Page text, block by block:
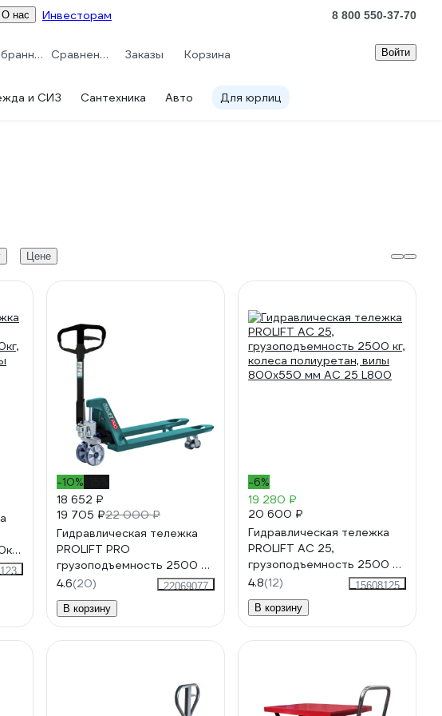
О нас Инвесторам 8 800 550-37-70
Избранное Сравнение Заказы Корзина Войти
и СИЗ Сантехника Авто Для юрлиц
Цене
-10%
18 652 ₽
19 705 ₽22 000 ₽
Гидравлическая тележка
PROLIFT PRO
грузоподъемность 2500 кг,
колеса полиуретан, вилы
1150x550 мм RT25
4.6(20)
22069077
В корзину
-6%
19 280 ₽
20 600 ₽
Гидравлическая тележка
PROLIFT AC 25,
грузоподъемность 2500 кг,
колеса полиуретан, вилы
800x550 мм AC 25 L800
4.8(12)
15608125
В корзину